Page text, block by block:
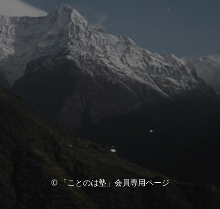
© 「ことのは塾」会員専用ページ